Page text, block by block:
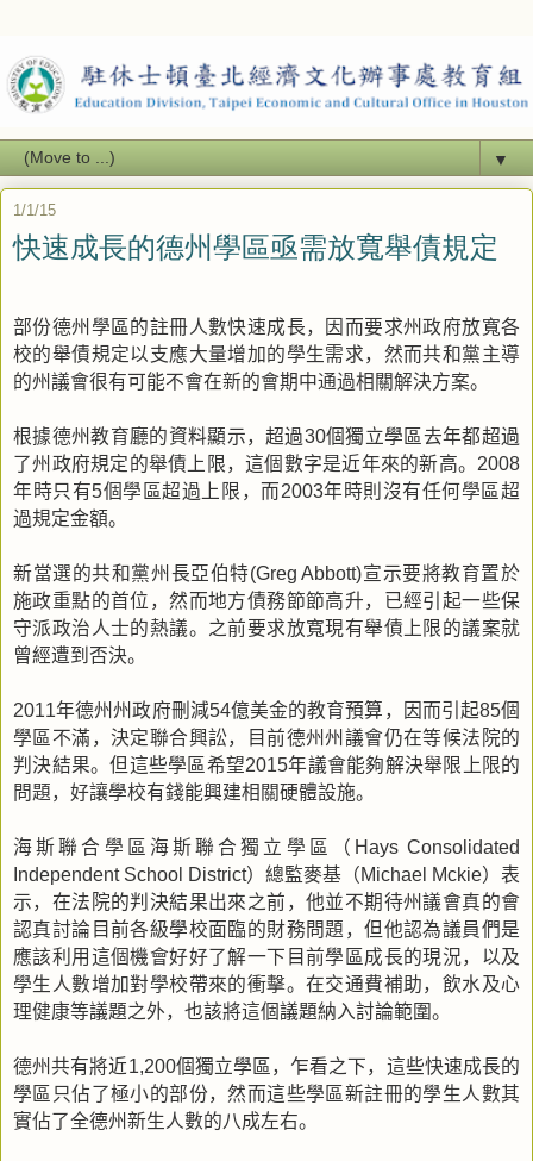
▼
1/1/15
快速成長的德州學區亟需放寬舉債規定
部份德州學區的註冊人數快速成長，因而要求州政府放寬各
校的舉債規定以支應大量增加的學生需求，然而共和黨主導
的州議會很有可能不會在新的會期中通過相關解決方案。
根據德州教育廳的資料顯示，超過30個獨立學區去年都超過
了州政府規定的舉債上限，這個數字是近年來的新高。
2008
年時只有5個學區超過上限，而2003年時則沒有任何學區超
過規定金額。
新當選的共和黨州長亞伯特(Greg Abbott)宣示要將教育置於
施政重點的首位，然而地方債務節節高升，已經引起一些保
守派政治人士的熱議。之前要求放寬現有舉債上限的議案就
曾經遭到否決。
2011年德州州政府刪減54億美金的教育預算，因而引起85個
學區不滿，決定聯合興訟，目前德州州議會仍在等候法院的
判決結果。但這些學區希望2015年議會能夠解決舉限上限的
問題，好讓學校有錢能興建相關硬體設施。
海斯聯合學區海斯聯合獨立學區（ Hays Consolidated
Independent School District）總監麥基（Michael Mckie）表
示，在法院的判決結果出來之前，他並不期待州議會真的會
認真討論目前各級學校面臨的財務問題，但他認為議員們是
應該利用這個機會好好了解一下目前學區成長的現況，以及
學生人數增加對學校帶來的衝擊。在交通費補助，飲水及心
理健康等議題之外，也該將這個議題納入討論範圍。
德州共有將近1,200個獨立學區，乍看之下，這些快速成長的
學區只佔了極小的部份，然而這些學區新註冊的學生人數其
實佔了全德州新生人數的八成左右。